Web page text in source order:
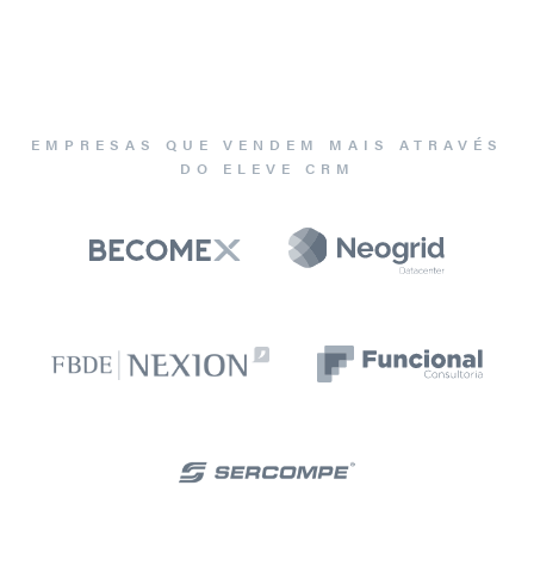
EMPRESAS QUE VENDEM MAIS ATRAVÉS
DO ELEVE CRM